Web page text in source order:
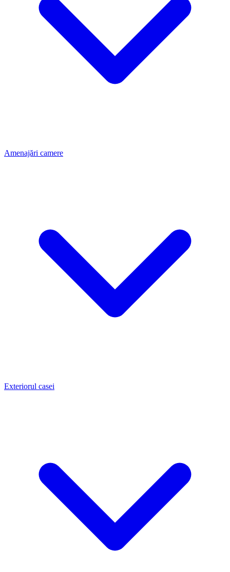
Amenajări camere
Exteriorul casei